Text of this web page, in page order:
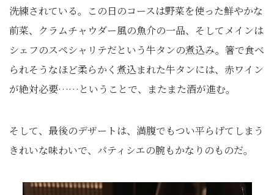
洗練されている。この日のコースは野菜を使った鮮やかな
前菜、クラムチャウダー風の魚介の一品、そしてメインは
シェフのスペシャリテだという牛タンの煮込み。箸で食べ
られそうなほど柔らかく煮込まれた牛タンには、赤ワイン
が絶対必要……ということで、またまた酒が進む。
そして、最後のデザートは、満腹でもつい平らげてしまう
きれいな味わいで、パティシエの腕もかなりのものだ。